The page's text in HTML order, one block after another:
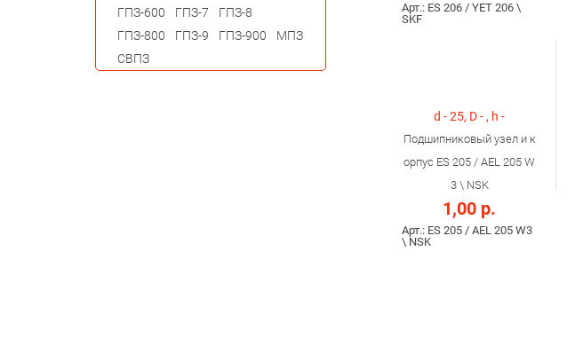
Арт.: ES 206 / YET 206 \
SKF
d - 25, D - , h -
Подшипниковый узел и к
орпус ES 205 / AEL 205 W
3 \ NSK
1,00 р.
Арт.: ES 205 / AEL 205 W3
\ NSK
ГПЗ-600
ГПЗ-7
ГПЗ-8
ГПЗ-800
ГПЗ-9 ГПЗ-900
МПЗ
СВПЗ